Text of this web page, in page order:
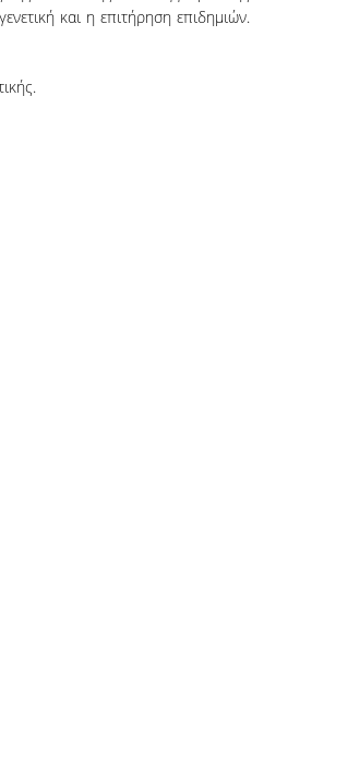
και η επιτήρηση επιδημιών.